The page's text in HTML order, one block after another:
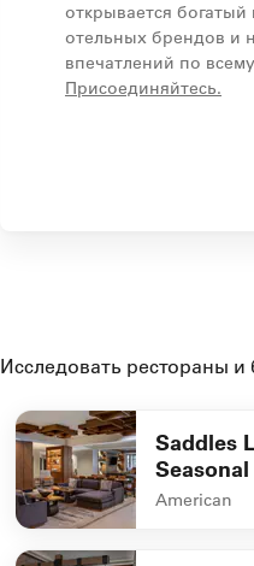
открывается
отельных брендов и
впечатлений по
Присоединяйтесь.
Исследовать рестораны
Saddles
Seasonal
American
undefined Saddles Lounge